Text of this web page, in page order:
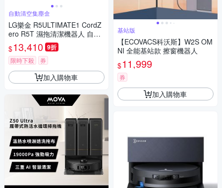
自動清空集塵盒
LG樂金 R5ULTIMATE1 CordZ
ero R5T 濕拖清潔機器人 自動
清空集塵盒
$13,410 9折
限時下殺 券
加入購物車
基站版
【ECOVACS科沃斯】W2S OM
NI 全能基站款 擦窗機器人
$11,999
券
加入購物車